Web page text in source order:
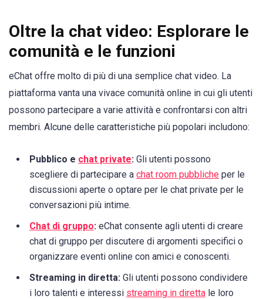
Oltre la chat video: Esplorare le
comunità e le funzioni
eChat offre molto di più di una semplice chat video. La
piattaforma vanta una vivace comunità online in cui gli utenti
possono partecipare a varie attività e confrontarsi con altri
membri. Alcune delle caratteristiche più popolari includono:
Pubblico e chat private: Gli utenti possono
scegliere di partecipare a chat room pubbliche per le
discussioni aperte o optare per le chat private per le
conversazioni più intime.
Chat di gruppo: eChat consente agli utenti di creare
chat di gruppo per discutere di argomenti specifici o
organizzare eventi online con amici e conoscenti.
Streaming in diretta: Gli utenti possono condividere
i loro talenti e interessi streaming in diretta le loro